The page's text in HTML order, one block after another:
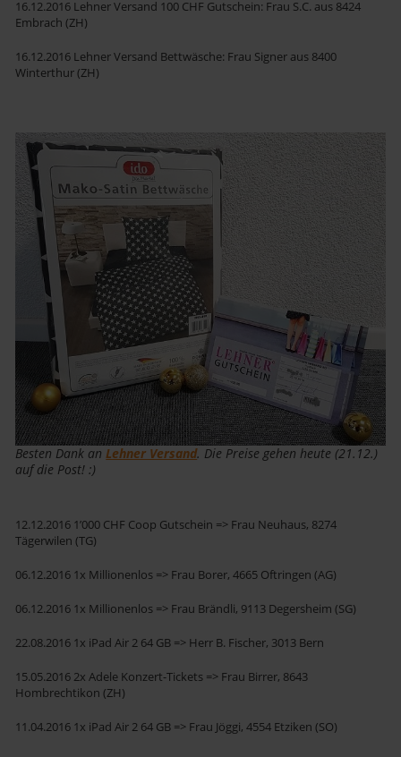
16.12.2016 Lehner Versand 100 CHF Gutschein: Frau S.C. aus 8424
Embrach (ZH)
16.12.2016 Lehner Versand Bettwäsche: Frau Signer aus 8400
Winterthur (ZH)
Besten Dank an Lehner Versand. Die Preise gehen heute (21.12.)
auf die Post! :)
12.12.2016 1’000 CHF Coop Gutschein => Frau Neuhaus, 8274
Tägerwilen (TG)
06.12.2016 1x Millionenlos => Frau Borer, 4665 Oftringen (AG)
06.12.2016 1x Millionenlos => Frau Brändli, 9113 Degersheim (SG)
22.08.2016 1x iPad Air 2 64 GB => Herr B. Fischer, 3013 Bern
15.05.2016 2x Adele Konzert-Tickets => Frau Birrer, 8643
Hombrechtikon (ZH)
11.04.2016 1x iPad Air 2 64 GB => Frau Jöggi, 4554 Etziken (SO)